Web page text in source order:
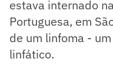
estava internado
Portuguesa, em
de um linfoma -
linfático.